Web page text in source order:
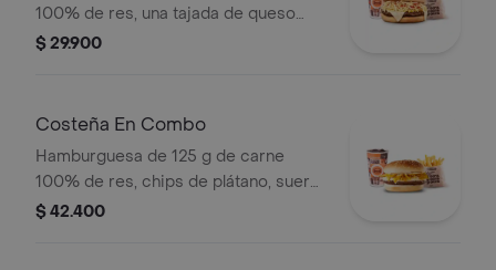
100% de res, una tajada de queso
tipo mozzarella, papas callejera, salsa
+ bebida PET
$ 29.900
Costeña En Combo
Hamburguesa de 125 g de carne
100% de res, chips de plátano, suero,
queso costeño rallado y salsa blanca
$ 42.400